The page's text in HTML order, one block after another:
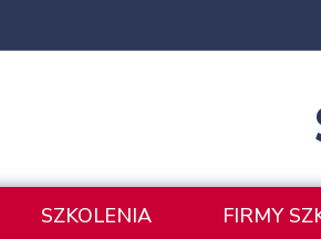
SZKOLENIA FIRMY